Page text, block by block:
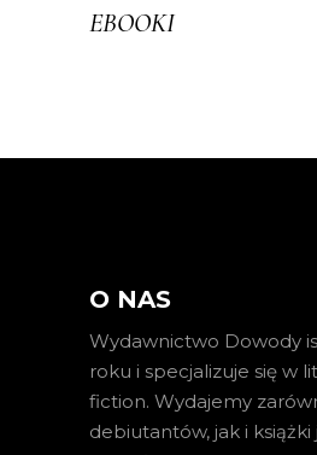
EBOOKI
O NAS
Wydawnictwo Dowody
roku i specjalizuje się w
fiction. Wydajemy
debiutantów, jak i